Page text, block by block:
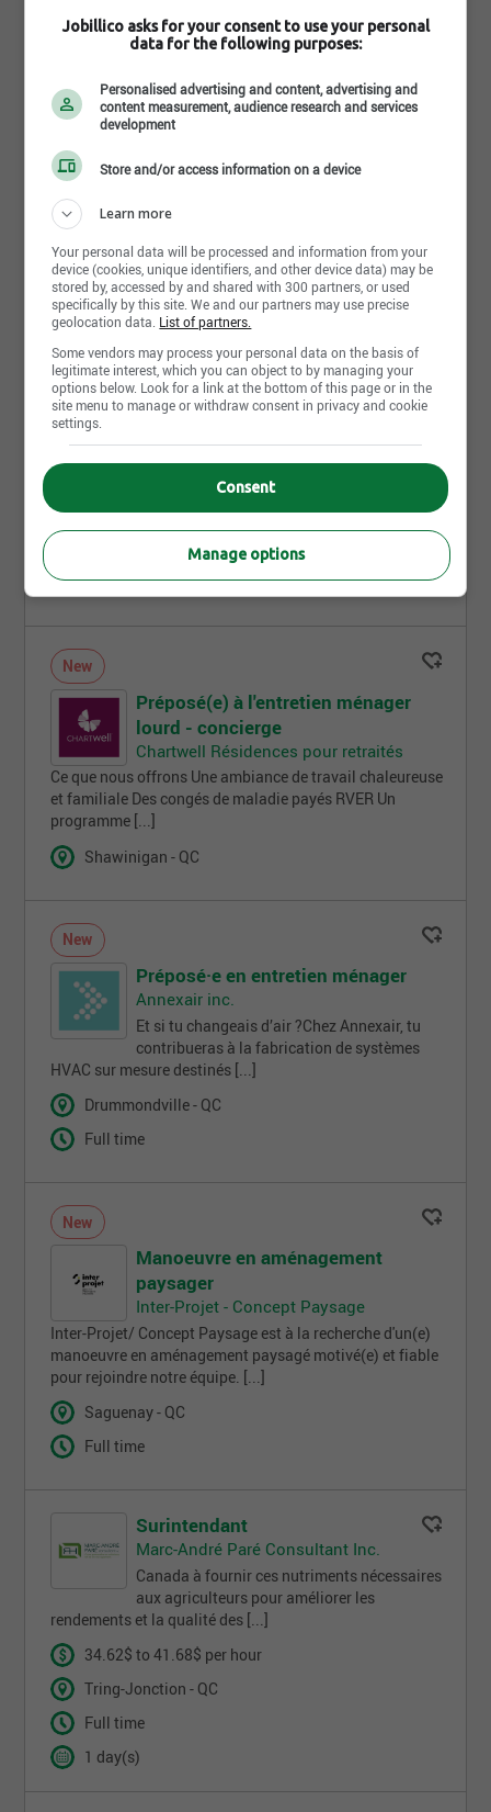
Technicien/technicienne en
restauration après sinistre
Sinisco
Le Groupe Sinisco est à la recherche d’un technicien en
restauration après sinistre pour enrichir notre équipe
dynamique. [...]
20.00$ to 28.00$ per hour
Saguenay - QC
Full time
New
lourd - concierge
Chartwell Résidences pour retraités
Ce que nous offrons Une ambiance de travail chaleureuse
et familiale Des congés de maladie payés RVER Un
Shawinigan - QC
New
Préposé(e) à l'entretien ménager
lourd - concierge
Chartwell Résidences pour retraités
Ce que nous offrons Une ambiance de travail chaleureuse
et familiale Des congés de maladie payés RVER Un
programme [...]
Shawinigan - QC
New
Préposé·e en entretien ménager
Annexair inc.
Et si tu changeais d’air ?Chez Annexair, tu
contribueras à la fabrication de systèmes
HVAC sur mesure destinés [...]
Drummondville - QC
Full time
New
Manoeuvre en aménagement
paysager
Inter-Projet - Concept Paysage
Inter-Projet/ Concept Paysage est à la recherche d'un(e)
manoeuvre en aménagement paysagé motivé(e) et fiable
pour rejoindre notre équipe. [...]
Saguenay - QC
Full time
Surintendant
Marc-André Paré Consultant Inc.
Canada à fournir ces nutriments nécessaires
aux agriculteurs pour améliorer les
rendements et la qualité des [...]
34.62$ to 41.68$ per hour
Tring-Jonction - QC
Full time
1 day(s)
Jobillico asks for your consent to use your personal
data for the following purposes:
Personalised advertising and content, advertising and
content measurement, audience research and services
development
Store and/or access information on a device
Learn more
Your personal data will be processed and information from your
device (cookies, unique identifiers, and other device data) may be
stored by, accessed by and shared with 300 partners, or used
specifically by this site. We and our partners may use precise
geolocation data. List of partners.
Some vendors may process your personal data on the basis of
legitimate interest, which you can object to by managing your
options below. Look for a link at the bottom of this page or in the
site menu to manage or withdraw consent in privacy and cookie
settings.
Consent
Manage options